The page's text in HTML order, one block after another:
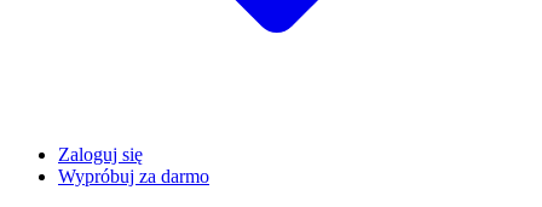
Zaloguj się
Wypróbuj za darmo